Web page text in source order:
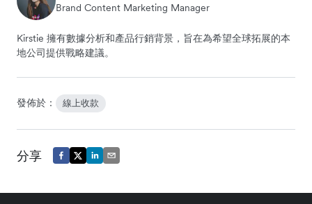
Brand Content Marketing Manager
Kirstie 擁有數據分析和產品行銷背景，旨在為希望全球拓展的本
地公司提供戰略建議。
發佈於： 線上收款
分享